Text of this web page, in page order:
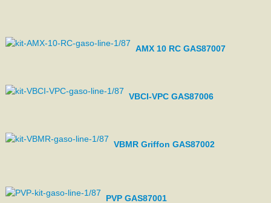
AMX 10 RC GAS87007
VBCI-VPC GAS87006
VBMR Griffon GAS87002
PVP GAS87001